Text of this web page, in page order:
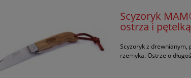
Scyzoryk
ostrza i
Scyzoryk z drewnianym,
rzemyka. Ostrze o